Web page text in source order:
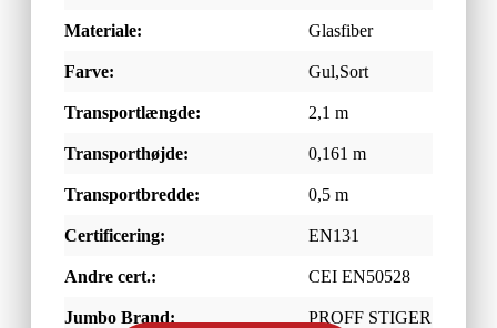
Materiale: Glasfiber
Farve: Gul,Sort
Transportlængde: 2,1 m
Transporthøjde: 0,161 m
Transportbredde: 0,5 m
Certificering: EN131
Andre cert.: CEI EN50528
Jumbo Brand: PROFF STIGER